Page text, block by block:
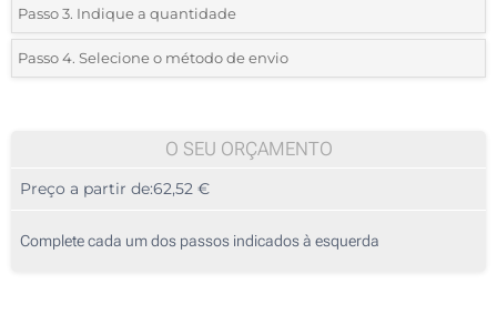
*Selecione o tipo de marcação e as cores do logotipo:
1 Cor (Na frente)
Passo 3. Indique a quantidade
*Quantidade mínima:5
10
25
Passo 4. Selecione o método de envio
O SEU ORÇAMENTO
Preço a partir de:62,52 €
Complete cada um dos passos indicados à esquerda